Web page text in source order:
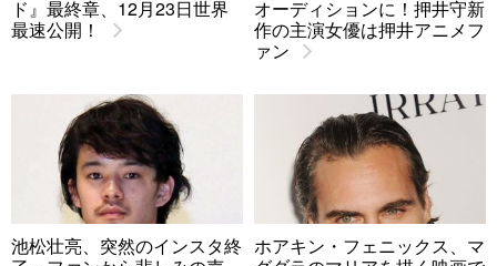
ド』最終章、12月23日世界
最速公開！
オーディションに！押井守新
作の主演女優は押井アニメフ
ァン
池松壮亮、突然のインスタ終 ホアキン・フェニックス、マ